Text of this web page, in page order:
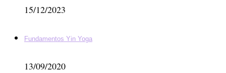
15/12/2023
Fundamentos Yin Yoga
13/09/2020